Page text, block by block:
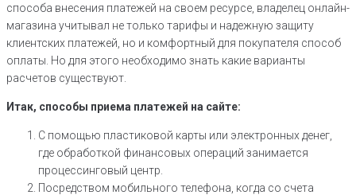
способа внесения платежей на своем ресурсе, владелец онлайн-
магазина учитывал не только тарифы и надежную защиту
клиентских платежей, но и комфортный для покупателя способ
оплаты. Но для этого необходимо знать какие варианты
расчетов существуют.
Итак, способы приема платежей на сайте:
С помощью пластиковой карты или электронных денег,
где обработкой финансовых операций занимается
процессинговый центр.
Посредством мобильного телефона, когда со счета